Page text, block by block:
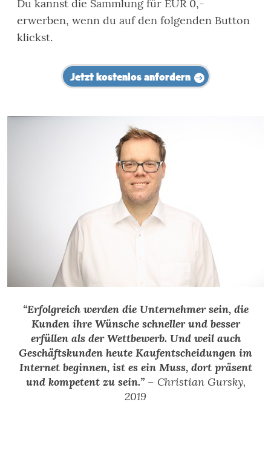
Du kannst die Sammlung für EUR 0,-
erwerben, wenn du auf den folgenden Button
klickst.
Jetzt kostenlos anfordern
“Erfolgreich werden die Unternehmer sein, die
Kunden ihre Wünsche schneller und besser
erfüllen als der Wettbewerb. Und weil auch
Geschäftskunden heute Kaufentscheidungen im
Internet beginnen, ist es ein Muss, dort präsent
und kompetent zu sein.”– Christian Gursky,
2019